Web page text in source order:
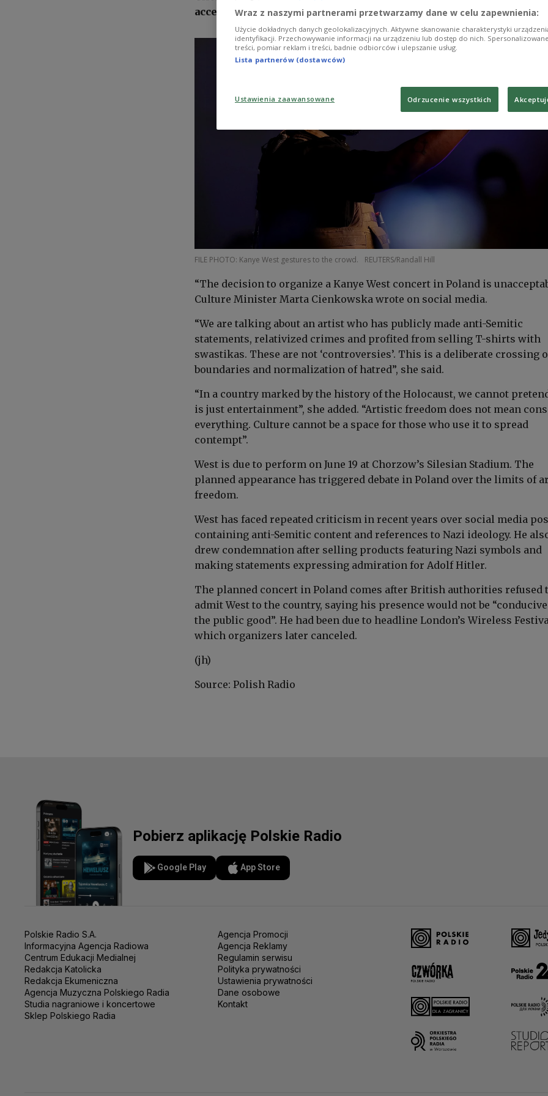
acceptable public debate.
FILE PHOTO: Kanye West gestures to the crowd. REUTERS/Randall Hill
“The decision to organize a Kanye West concert in Poland is
Culture Minister Marta Cienkowska wrote on social media.
“We are talking about an artist who has publicly made anti-Semitic
statements, relativized crimes and profited from selling T-shirts with
swastikas. These are not ‘controversies’. This is a deliberate crossing
boundaries and normalization of hatred”, she said.
“In a country marked by the history of the Holocaust, we cannot
is just entertainment”, she added. “Artistic freedom does not mean
everything. Culture cannot be a space for those who use it to spread
contempt”.
West is due to perform on June 19 at Chorzow’s Silesian Stadium. The
planned appearance has triggered debate in Poland over the limits of
freedom.
West has faced repeated criticism in recent years over social media
containing anti-Semitic content and references to Nazi ideology. He
drew condemnation after selling products featuring Nazi symbols and
making statements expressing admiration for Adolf Hitler.
The planned concert in Poland comes after British authorities refused
admit West to the country, saying his presence would not be
the public good”. He had been due to headline London’s Wireless
which organizers later canceled.
(jh)
Source: Polish Radio
Pobierz aplikację Polskie Radio
Google Play App Store
Polskie Radio S.A.
Informacyjna Agencja Radiowa
Centrum Edukacji Medialnej
Redakcja Katolicka
Redakcja Ekumeniczna
Agencja Muzyczna Polskiego Radia
Studia nagraniowe i koncertowe
Sklep Polskiego Radia
Agencja Promocji
Agencja Reklamy
Regulamin serwisu
Polityka prywatności
Ustawienia prywatności
Dane osobowe
Kontakt
Wraz z naszymi partnerami przetwarzamy dane w celu zapewnienia:
Użycie dokładnych danych geolokalizacyjnych. Aktywne skanowanie charakterystyki
identyfikacji. Przechowywanie informacji na urządzeniu lub dostęp do nich.
treści, pomiar reklam i treści, badnie odbiorców i ulepszanie usług.
Lista partnerów (dostawców)
Ustawienia zaawansowane Odrzucenie wszystkich